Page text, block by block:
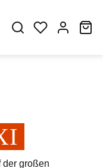
der großen